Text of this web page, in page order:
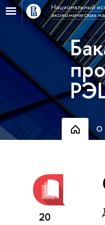
Национальный
экономических
О
20